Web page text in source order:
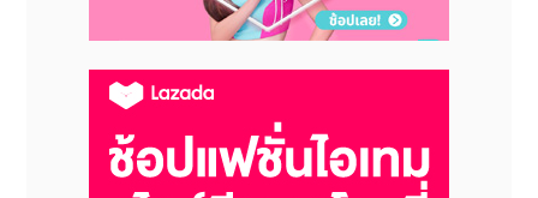
บริการของ Bee-th.com ช่วยให้ยอดไลค์และผู้ติดตาม
เพิ่มขึ้นอย่างรวดเร็ว เหมาะสำหรับเพจที่ต้องการสร้าง
ความน่าเชื่อถือทันที เช่น เพจเปิดตัวสินค้า หรือไลฟ์ขาย
ปลอดภัย — ไม่เสี่ยงโดนปิดบัญชี